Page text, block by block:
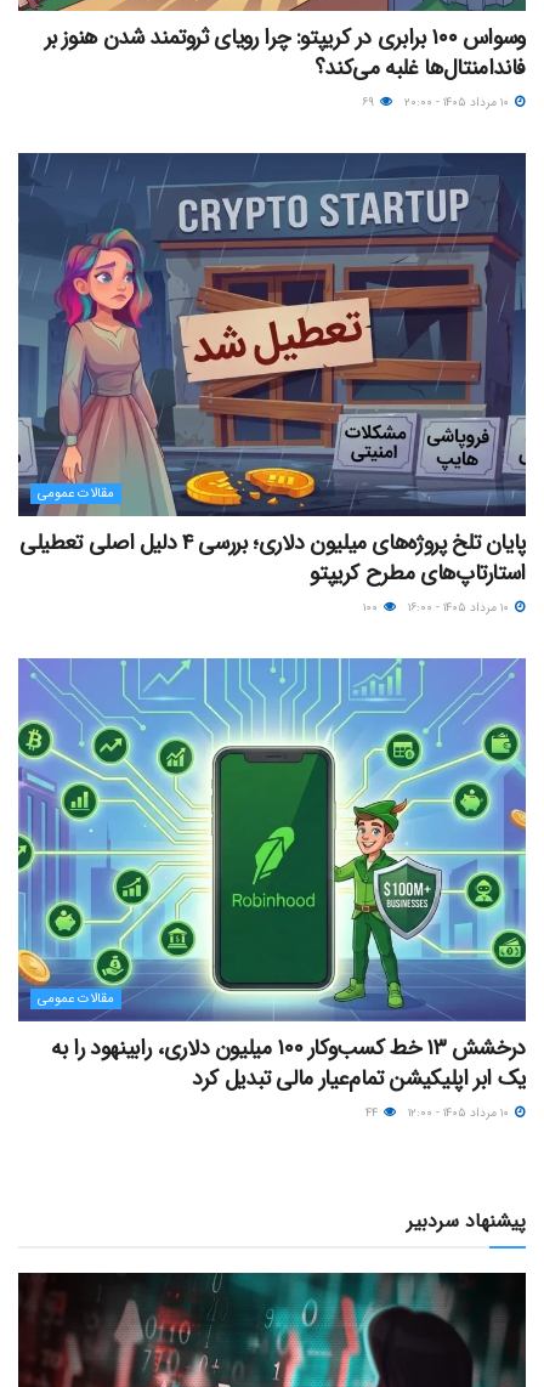
وسواس ۱۰۰ برابری در کریپتو: چرا رویای ثروتمند شدن هنوز بر
فاندامنتال‌ها غلبه می‌کند؟
مقالات عمومی
پایان تلخ پروژه‌های میلیون دلاری؛ بررسی ۴ دلیل اصلی تعطیلی
استارتاپ‌های مطرح کریپتو
مقالات عمومی
درخشش ۱۳ خط کسب‌وکار ۱۰۰ میلیون دلاری، رابینهود را به
یک ابر اپلیکیشن تمام‌عیار مالی تبدیل کرد
پیشنهاد سردبیر